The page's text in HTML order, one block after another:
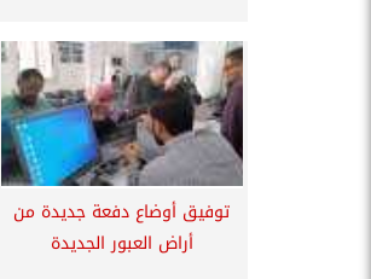
توفيق أوضاع دفعة جديدة من
أراض العبور الجديدة